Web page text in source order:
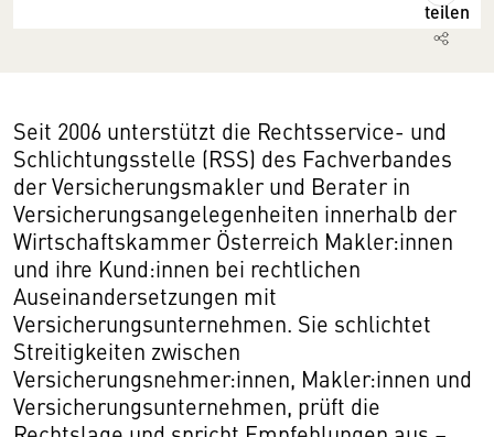
teilen
Seit 2006 unterstützt die Rechtsservice- und
Schlichtungsstelle (RSS) des Fachverbandes
der Versicherungsmakler und Berater in
Versicherungsangelegenheiten innerhalb der
Wirtschaftskammer Österreich Makler:innen
und ihre Kund:innen bei rechtlichen
Auseinandersetzungen mit
Versicherungsunternehmen. Sie schlichtet
Streitigkeiten zwischen
Versicherungsnehmer:innen, Makler:innen und
Versicherungsunternehmen, prüft die